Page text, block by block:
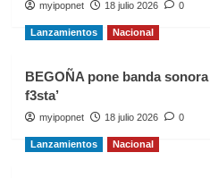
myipopnet 18 julio 2026 0
Lanzamientos Nacional
BEGOÑA pone banda
f3sta’
myipopnet 18 julio 2026 0
Lanzamientos Nacional